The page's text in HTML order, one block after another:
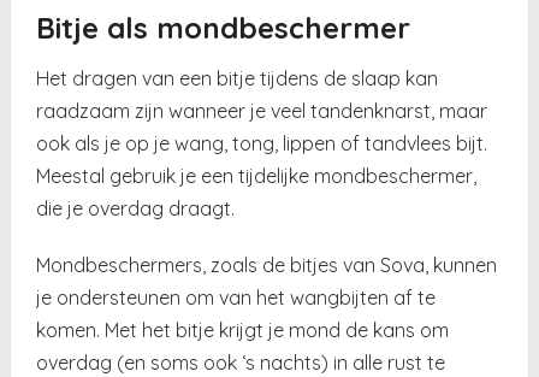
Bitje als mondbeschermer
Het dragen van een bitje tijdens de slaap kan
raadzaam zijn wanneer je veel tandenknarst, maar
ook als je op je wang, tong, lippen of tandvlees bijt.
Meestal gebruik je een tijdelijke mondbeschermer,
die je overdag draagt.
Mondbeschermers, zoals de bitjes van Sova, kunnen
je ondersteunen om van het wangbijten af te
komen. Met het bitje krijgt je mond de kans om
overdag (en soms ook ‘s nachts) in alle rust te